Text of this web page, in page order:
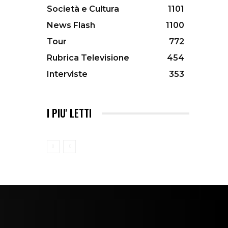
Società e Cultura
1101
News Flash
1100
Tour
772
Rubrica Televisione
454
Interviste
353
I PIU' LETTI